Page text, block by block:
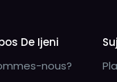
De Ijeni
nous?